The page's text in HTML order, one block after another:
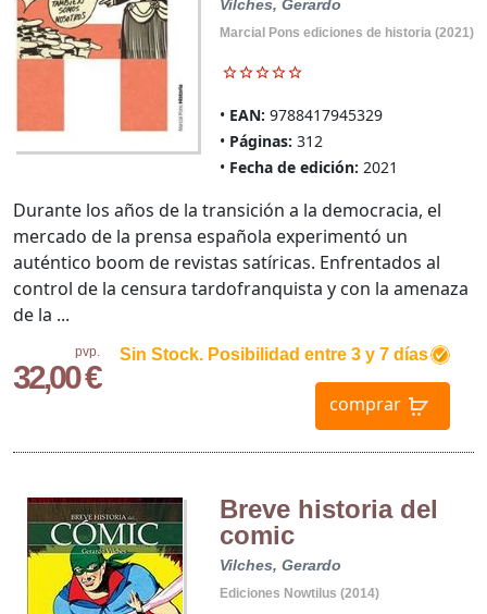
Vilches, Gerardo
Marcial Pons ediciones de historia (2021)
EAN: 9788417945329
Páginas: 312
Fecha de edición: 2021
pvp.
32,00 €
Sin Stock. Posibilidad entre 3 y 7 días
comprar
Durante los años de la transición a la democracia, el
mercado de la prensa española experimentó un
auténtico boom de revistas satíricas. Enfrentados al
control de la censura tardofranquista y con la amenaza
de la ...
Breve historia del
comic
Vilches, Gerardo
Ediciones Nowtilus (2014)